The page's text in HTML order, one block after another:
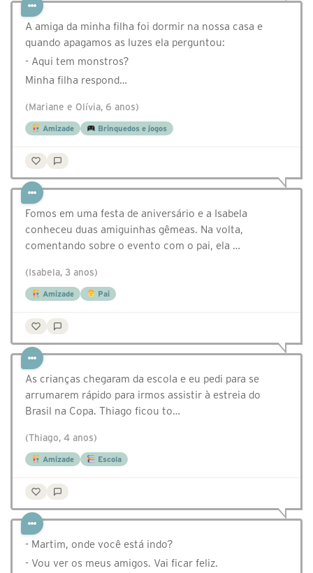
A amiga da minha filha foi dormir na nossa casa e
quando apagamos as luzes ela perguntou:
- Aqui tem monstros?
Minha filha respond…
(Mariane e Olívia, 6 anos)
Amizade Brinquedos e jogos
Fomos em uma festa de aniversário e a Isabela
conheceu duas amiguinhas gêmeas. Na volta,
comentando sobre o evento com o pai, ela …
(Isabela, 3 anos)
Amizade Pai
As crianças chegaram da escola e eu pedi para se
arrumarem rápido para irmos assistir à estreia do
Brasil na Copa. Thiago ficou to…
(Thiago, 4 anos)
Amizade Escola
- Martim, onde você está indo?
- Vou ver os meus amigos. Vai ficar feliz.